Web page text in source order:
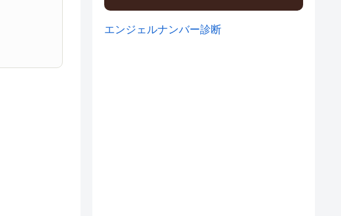
エンジェルナンバー診断